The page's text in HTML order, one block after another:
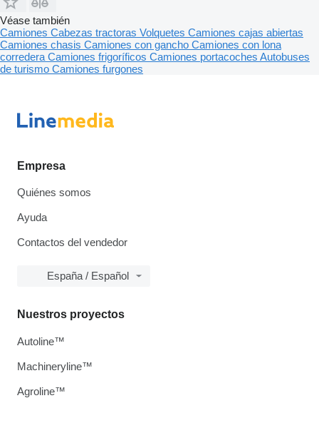
Véase también
Camiones Cabezas tractoras Volquetes Camiones cajas abiertas
Camiones chasis Camiones con gancho Camiones con lona
corredera Camiones frigoríficos Camiones portacoches Autobuses
de turismo Camiones furgones
Empresa
Quiénes somos
Ayuda
Contactos del vendedor
España / Español
Nuestros proyectos
Autoline™
Machineryline™
Agroline™